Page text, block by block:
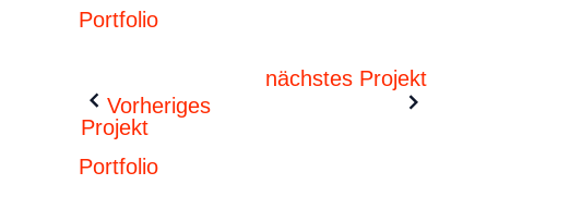
Portfolio
Vorheriges
Projekt
nächstes Projekt
Portfolio